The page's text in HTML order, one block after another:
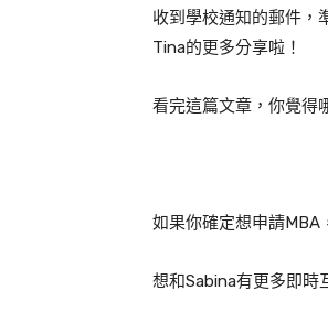
收到學校通知的郵件，
Tina的更多分享啦！
看完這篇文章，你覺得
如果你確定想申請MBA
想和Sabina有更多即時